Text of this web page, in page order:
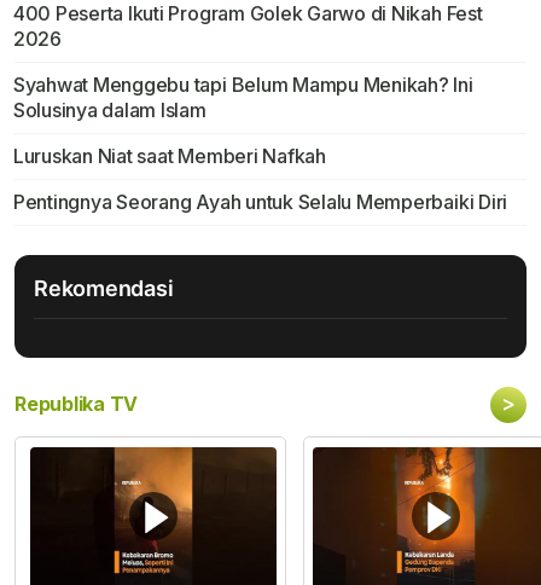
400 Peserta Ikuti Program Golek Garwo di Nikah Fest
2026
Syahwat Menggebu tapi Belum Mampu Menikah? Ini
Solusinya dalam Islam
Luruskan Niat saat Memberi Nafkah
Pentingnya Seorang Ayah untuk Selalu Memperbaiki Diri
Rekomendasi
Republika TV >